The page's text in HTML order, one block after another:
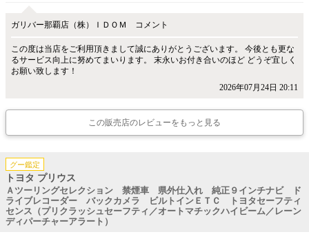
ガリバー那覇店（株）ＩＤＯＭ コメント
この度は当店をご利用頂きまして誠にありがとうございます。 今後とも更な
るサービス向上に努めてまいります。 末永いお付き合いのほど どうぞ宜しく
お願い致します！
2026年07月24日 20:11
この販売店のレビューをもっと見る
グー鑑定
トヨタ プリウス
Ａツーリングセレクション 禁煙車 県外仕入れ 純正９インチナビ ド
ライブレコーダー バックカメラ ビルトインＥＴＣ トヨタセーフティ
センス（プリクラッシュセーフティ／オートマチックハイビーム／レーン
ディパーチャーアラート）